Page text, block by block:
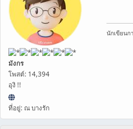
มังกร
โพสต์: 14,394
อุงิ !!
ที่อยู่: ณ บางรัก
นักเขียนก